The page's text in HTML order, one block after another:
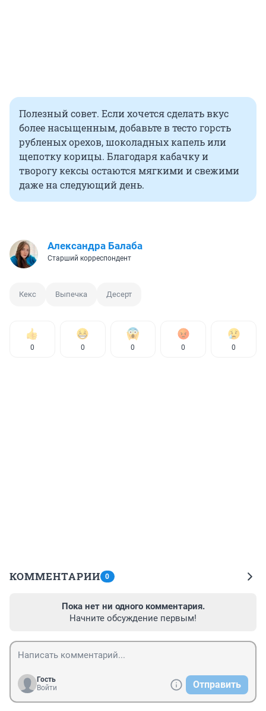
Полезный совет. Если хочется сделать вкус
более насыщенным, добавьте в тесто горсть
рубленых орехов, шоколадных капель или
щепотку корицы. Благодаря кабачку и
творогу кексы остаются мягкими и свежими
даже на следующий день.
Александра Балаба
Старший корреспондент
Кекс Выпечка Десерт
0 0 0 0 0
КОММЕНТАРИИ 0
Пока нет ни одного комментария.
Начните обсуждение первым!
Гость
Войти
Отправить